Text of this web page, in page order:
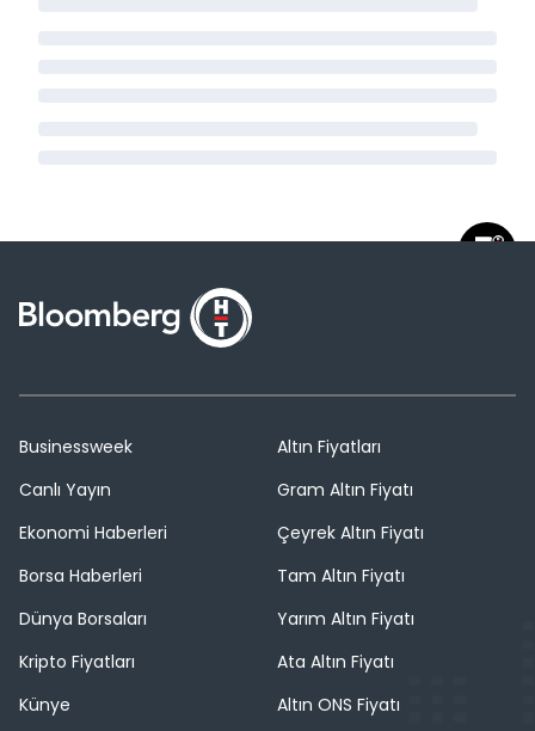
Businessweek
Canlı Yayın
Ekonomi Haberleri
Borsa Haberleri
Dünya Borsaları
Kripto Fiyatları
Künye
Altın Fiyatları
Gram Altın Fiyatı
Çeyrek Altın Fiyatı
Tam Altın Fiyatı
Yarım Altın Fiyatı
Ata Altın Fiyatı
Altın ONS Fiyatı